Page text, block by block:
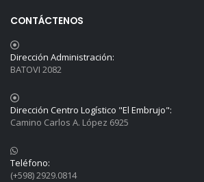
CONTÁCTENOS
Dirección Administración:
BATOVI 2082
Dirección Centro Logístico "El Embrujo":
Camino Carlos A. López 6925
Teléfono:
(+598) 2929.0814